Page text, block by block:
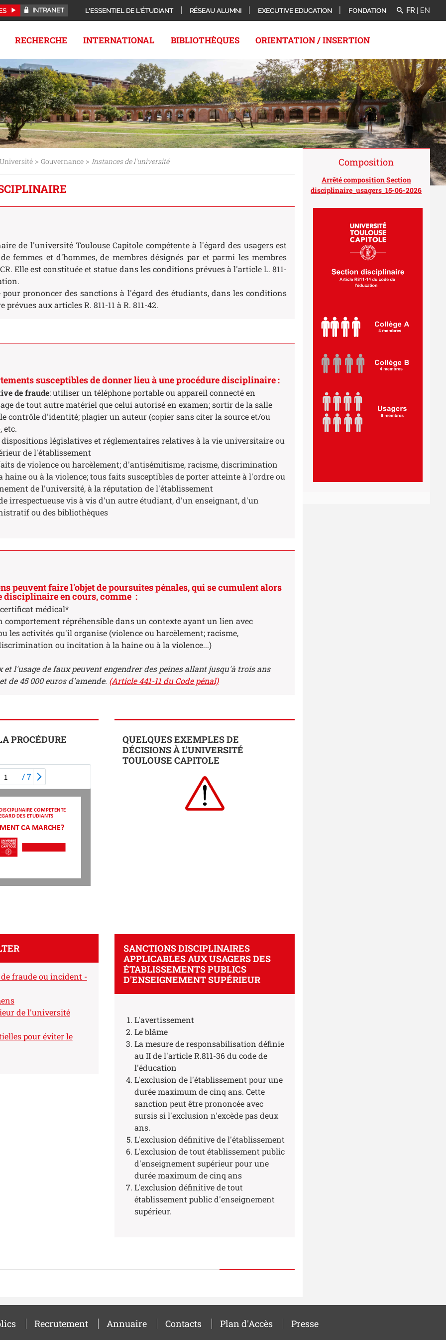
INTRANET L'ESSENTIEL DE L'ÉTUDIANT RÉSEAU ALUMNI EXECUTIVE EDUCATION FONDATION FR EN
RECHERCHE INTERNATIONAL BIBLIOTHÈQUES ORIENTATION / INSERTION
Université> Gouvernance> Instances de l'université
de l'université Toulouse Capitole compétente à l'égard des usagers est
femmes et d'hommes, de membres désignés par et parmi les membres
Elle est constituée et statue dans les conditions prévues à l'article L. 811-
pour prononcer des sanctions à l'égard des étudiants, dans les conditions
prévues aux articles R. 811-11 à R. 811-42.
susceptibles de donner lieu à une procédure disciplinaire :
de fraude: utiliser un téléphone portable ou appareil connecté en
de tout autre matériel que celui autorisé en examen; sortir de la salle
contrôle d'identité; plagier un auteur (copier sans citer la source et/ou
etc.
législatives et réglementaires relatives à la vie universitaire ou
de l'établissement
de violence ou harcèlement; d'antisémitisme, racisme, discrimination
ou à la violence; tous faits susceptibles de porter atteinte à l'ordre ou
de l'université, à la réputation de l'établissement
irrespectueuse vis à vis d'un autre étudiant, d'un enseignant, d'un
ou des bibliothèques
peuvent faire l'objet de poursuites pénales, qui se cumulent alors
disciplinaire en cours, comme :
médical*
comportement répréhensible dans un contexte ayant un lien avec
les activités qu'il organise (violence ou harcèlement; racisme,
ou incitation à la haine ou à la violence...)
et l'usage de faux peuvent engendrer des peines allant jusqu'à trois ans
de 45 000 euros d'amende. (Article 441-11 du Code pénal)
PROCÉDURE
/7
ISCIPLINAIRE COMPETENTE
GARDDES ETUDIANTS
CA MARCHE?
QUELQUES EXEMPLES DE
DÉCISIONS À L'UNIVERSITÉ
TOULOUSE CAPITOLE
fraude ou incident -
de l'université
pour éviter le
SANCTIONS DISCIPLINAIRES
APPLICABLES AUX USAGERS DES
ÉTABLISSEMENTS PUBLICS
D'ENSEIGNEMENT SUPÉRIEUR
L'avertissement
Le blâme
La mesure de responsabilisation définie
au II de l'article R.811-36 du code de
l'éducation
L'exclusion de l'établissement pour une
durée maximum de cinq ans. Cette
sanction peut être prononcée avec
sursis si l'exclusion n'excède pas deux
ans.
L'exclusion définitive de l'établissement
L'exclusion de tout établissement public
d'enseignement supérieur pour une
durée maximum de cinq ans
L'exclusion définitive de tout
établissement public d'enseignement
supérieur.
Composition
Arrêté composition Section
disciplinaire_usagers_15-06-2026
Recrutement Annuaire Contacts Plan d'Accès Presse